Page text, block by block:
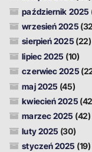
październik 2025
wrzesień 2025
sierpień 2025 (22)
lipiec 2025 (10)
czerwiec 2025
maj 2025 (45)
kwiecień 2025
marzec 2025 (42)
luty 2025 (30)
styczeń 2025 (19)